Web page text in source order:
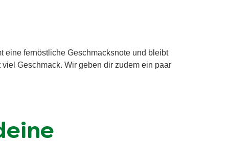
eine fernöstliche Geschmacksnote und bleibt
Geschmack. Wir geben dir zudem ein paar